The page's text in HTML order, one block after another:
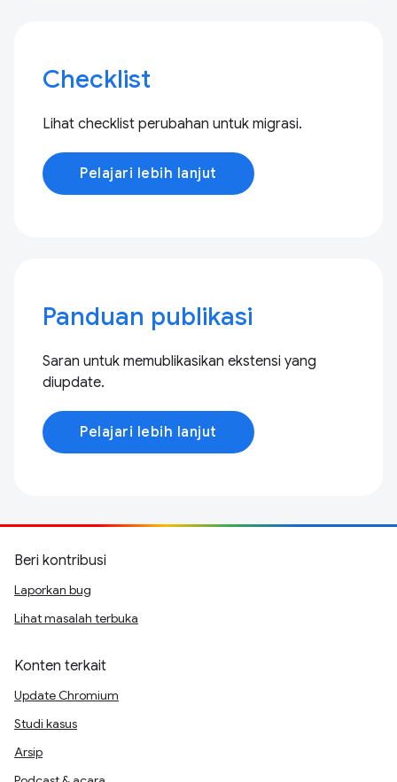
Checklist
Lihat checklist perubahan untuk migrasi.
Pelajari lebih lanjut
Panduan publikasi
Saran untuk memublikasikan ekstensi yang
diupdate.
Pelajari lebih lanjut
Beri kontribusi
Laporkan bug
Lihat masalah terbuka
Konten terkait
Update Chromium
Studi kasus
Arsip